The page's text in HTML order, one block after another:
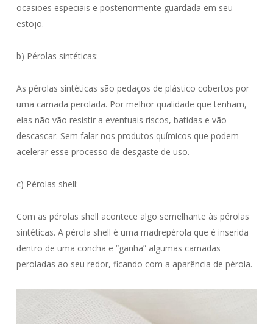
ocasiões especiais e posteriormente guardada em seu
estojo.
b) Pérolas sintéticas:
As pérolas sintéticas são pedaços de plástico cobertos por
uma camada perolada. Por melhor qualidade que tenham,
elas não vão resistir a eventuais riscos, batidas e vão
descascar. Sem falar nos produtos químicos que podem
acelerar esse processo de desgaste de uso.
c) Pérolas shell:
Com as pérolas shell acontece algo semelhante às pérolas
sintéticas. A pérola shell é uma madrepérola que é inserida
dentro de uma concha e “ganha” algumas camadas
peroladas ao seu redor, ficando com a aparência de pérola.